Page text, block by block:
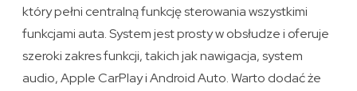
który pełni centralną funkcję sterowania wszystkimi
funkcjami auta. System jest prosty w obsłudze i oferuje
szeroki zakres funkcji, takich jak nawigacja, system
audio, Apple CarPlay i Android Auto. Warto dodać że